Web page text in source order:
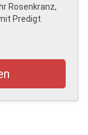
Rosenkranz,
Predigt.